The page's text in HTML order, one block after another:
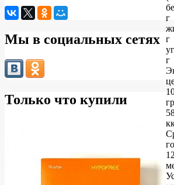
Мы в социальных сетях
Только что купили
г
г
г
12